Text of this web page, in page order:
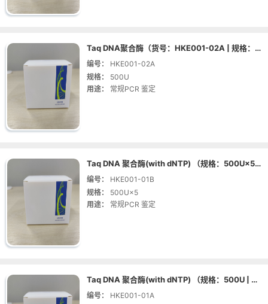
Taq DNA聚合酶（货号：HKE001-02A | 规格：500U）
编号：
HKE001-02A
规格：
500U
用途：
常规PCR 鉴定
Taq DNA 聚合酶(with dNTP) （规格：500U×5 | 货号：HKE001-01B）
编号：
HKE001-01B
规格：
500U×5
用途：
常规PCR 鉴定
Taq DNA 聚合酶(with dNTP) （规格：500U | 货号：HKE001-01A）
编号：
HKE001-01A